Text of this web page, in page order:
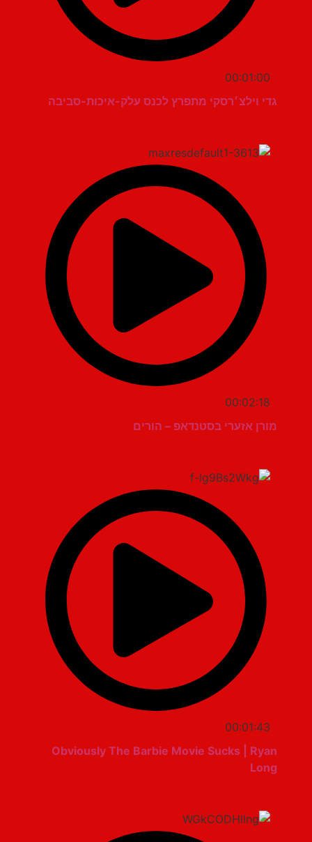
00:01:00
גדי וילצ׳רסקי מתפרץ לכנס עלק-איכות-סביבה
00:02:18
מורן אזערי בסטנדאפ – הורים
00:01:43
Obviously The Barbie Movie Sucks | Ryan